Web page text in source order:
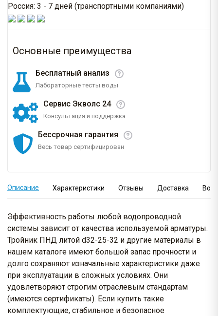
Россия: 3 - 7 дней (транспортными компаниями)
Основные преимущества
Бесплатный анализ
Лабораторные тесты воды
Сервис Экволс 24
Консультация и поддержка
Бессрочная гарантия
Весь товар сертифицирован
Описание Характеристики Отзывы Доставка
Эффективность работы любой водопроводной
системы зависит от качества используемой арматуры.
Тройник ПНД литой d32-25-32 и другие материалы в
нашем каталоге имеют большой запас прочности и
долго сохраняют изначальные характеристики даже
при эксплуатации в сложных условиях. Они
удовлетворяют строгим отраслевым стандартам
(имеются сертификаты). Если купить такие
комплектующие, стабильное и безопасное